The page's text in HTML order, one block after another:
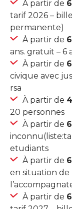
À partir de
tarif 2026 –
permanente)
À partir de
ans. gratuit – 6
À partir de
civique avec
rsa
À partir de
20 personnes
À partir de
etudiants
À partir de
en situation
À partir de